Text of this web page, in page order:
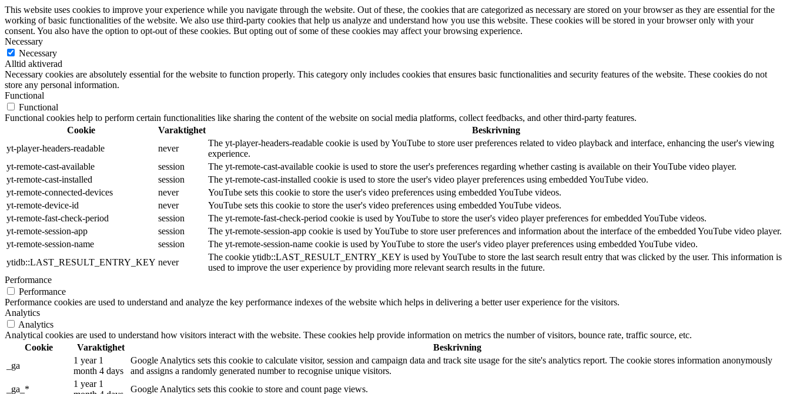
This website uses cookies to improve your experience while you navigate through the website. Out of these, the cookies that are categorized as necessary are stored on your browser as they are essential for the
working of basic functionalities of the website. We also use third-party cookies that help us analyze and understand how you use this website. These cookies will be stored in your browser only with your
consent. You also have the option to opt-out of these cookies. But opting out of some of these cookies may affect your browsing experience.
Necessary
Necessary
Alltid aktiverad
Necessary cookies are absolutely essential for the website to function properly. This category only includes cookies that ensures basic functionalities and security features of the website. These cookies do not
store any personal information.
Functional
Functional
Functional cookies help to perform certain functionalities like sharing the content of the website on social media platforms, collect feedbacks, and other third-party features.
Cookie
Varaktighet
Beskrivning
yt-player-headers-readable
never
The yt-player-headers-readable cookie is used by YouTube to store user preferences related to video playback and interface, enhancing the user's viewing
experience.
yt-remote-cast-available
session
The yt-remote-cast-available cookie is used to store the user's preferences regarding whether casting is available on their YouTube video player.
yt-remote-cast-installed
session
The yt-remote-cast-installed cookie is used to store the user's video player preferences using embedded YouTube video.
yt-remote-connected-devices
never
YouTube sets this cookie to store the user's video preferences using embedded YouTube videos.
yt-remote-device-id
never
YouTube sets this cookie to store the user's video preferences using embedded YouTube videos.
yt-remote-fast-check-period
session
The yt-remote-fast-check-period cookie is used by YouTube to store the user's video player preferences for embedded YouTube videos.
yt-remote-session-app
session
The yt-remote-session-app cookie is used by YouTube to store user preferences and information about the interface of the embedded YouTube video player.
yt-remote-session-name
session
The yt-remote-session-name cookie is used by YouTube to store the user's video player preferences using embedded YouTube video.
ytidb::LAST_RESULT_ENTRY_KEY never
The cookie ytidb::LAST_RESULT_ENTRY_KEY is used by YouTube to store the last search result entry that was clicked by the user. This information is
used to improve the user experience by providing more relevant search results in the future.
Performance
Performance
Performance cookies are used to understand and analyze the key performance indexes of the website which helps in delivering a better user experience for the visitors.
Analytics
Analytics
Analytical cookies are used to understand how visitors interact with the website. These cookies help provide information on metrics the number of visitors, bounce rate, traffic source, etc.
Cookie
Varaktighet
Beskrivning
_ga
1 year 1
month 4 days
Google Analytics sets this cookie to calculate visitor, session and campaign data and track site usage for the site's analytics report. The cookie stores information anonymously
and assigns a randomly generated number to recognise unique visitors.
_ga_*
1 year 1
Google Analytics sets this cookie to store and count page views.